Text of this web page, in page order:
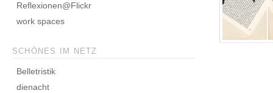
Reflexionen@Flickr
work spaces
SCHÖNES IM NETZ
Belletristik
dienacht